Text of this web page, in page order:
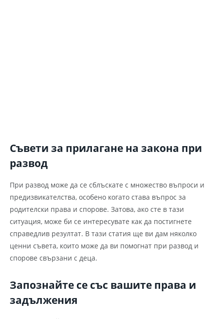
Съвети за прилагане на закона при
развод
При развод може да се сблъскате с множество въпроси и
предизвикателства, особено когато става въпрос за
родителски права и спорове. Затова, ако сте в тази
ситуация, може би се интересувате как да постигнете
справедлив резултат. В тази статия ще ви дам няколко
ценни съвета, които може да ви помогнат при развод и
спорове свързани с деца.
Запознайте се със вашите права и
задължения